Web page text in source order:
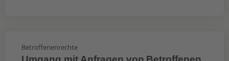
Betroffenenrechte